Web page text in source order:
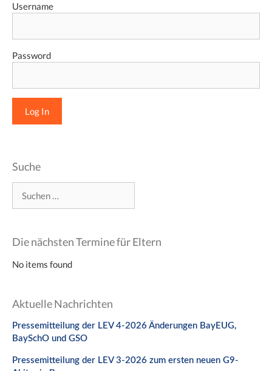
Username
Password
Suche
nach:
Die nächsten Termine für Eltern
No items found
Aktuelle Nachrichten
Pressemitteilung der LEV 4-2026 Änderungen BayEUG,
BaySchO und GSO
Pressemitteilung der LEV 3-2026 zum ersten neuen G9-